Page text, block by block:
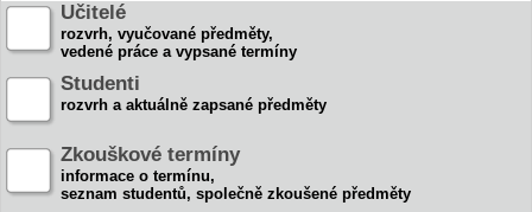
Učitelé
rozvrh, vyučované předměty,
vedené práce a vypsané termíny
Studenti
rozvrh a aktuálně zapsané předměty
Zkouškové termíny
informace o termínu,
seznam studentů, společně zkoušené předměty